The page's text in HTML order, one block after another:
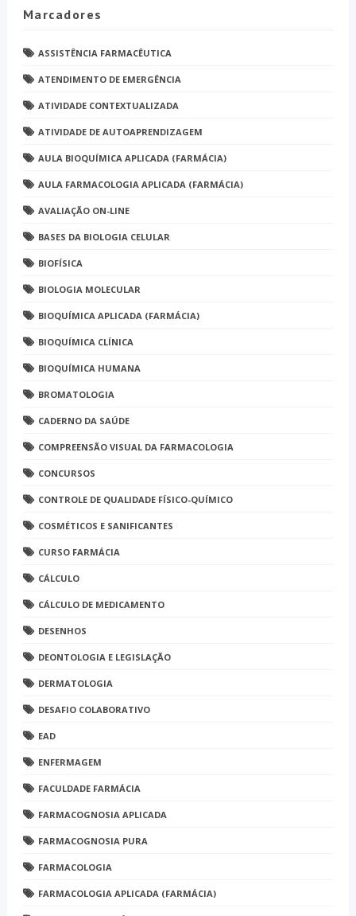
Marcadores
ASSISTÊNCIA FARMACÊUTICA
ATENDIMENTO DE EMERGÊNCIA
ATIVIDADE CONTEXTUALIZADA
ATIVIDADE DE AUTOAPRENDIZAGEM
AULA BIOQUÍMICA APLICADA (FARMÁCIA)
AULA FARMACOLOGIA APLICADA (FARMÁCIA)
AVALIAÇÃO ON-LINE
BASES DA BIOLOGIA CELULAR
BIOFÍSICA
BIOLOGIA MOLECULAR
BIOQUÍMICA APLICADA (FARMÁCIA)
BIOQUÍMICA CLÍNICA
BIOQUÍMICA HUMANA
BROMATOLOGIA
CADERNO DA SAÚDE
COMPREENSÃO VISUAL DA FARMACOLOGIA
CONCURSOS
CONTROLE DE QUALIDADE FÍSICO-QUÍMICO
COSMÉTICOS E SANIFICANTES
CURSO FARMÁCIA
CÁLCULO
CÁLCULO DE MEDICAMENTO
DESENHOS
DEONTOLOGIA E LEGISLAÇÃO
DERMATOLOGIA
DESAFIO COLABORATIVO
EAD
ENFERMAGEM
FACULDADE FARMÁCIA
FARMACOGNOSIA APLICADA
FARMACOGNOSIA PURA
FARMACOLOGIA
FARMACOLOGIA APLICADA (FARMÁCIA)